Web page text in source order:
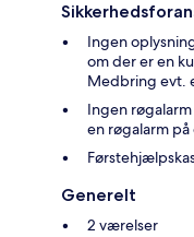
Ingen
om der er en
Medbring evt.
Ingen
en røgalarm
Generelt
2 værelser